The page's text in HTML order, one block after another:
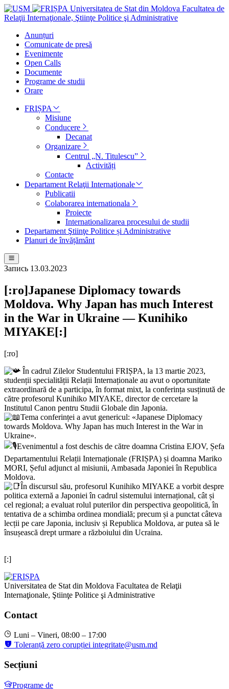
Universitatea de Stat din Moldova Facultatea de
Relaţii Internaţionale, Ştiinţe Politice şi Administrative
Anunțuri
Comunicate de presă
Evenimente
Open Calls
Documente
Programe de studii
Orare
FRIȘPA
Misiune
Conducere
Decanat
Organizare
Centrul „N. Titulescu”
Activități
Contacte
Departament Relaţii Internaţionale
Publicatii
Colaborarea internationala
Proiecte
Internationalizarea procesului de studii
Departament Ştiinţe Politice și Administrative
Planuri de învățământ
Запись 13.03.2023
[:ro]Japanese Diplomacy towards
Moldova. Why Japan has much Interest
in the War in Ukraine — Kunihiko
MIYAKE[:]
[:ro]
În cadrul Zilelor Studentului FRIȘPA, la 13 martie 2023,
studenții specialității Relații Internaționale au avut o oportunitate
extraordinară de a participa, în format mixt, la conferința susținută de
către profesorul Kunihiko MIYAKE, director de cercetare la
Institutul Canon pentru Studii Globale din Japonia.
Tema conferinței a avut genericul: «Japanese Diplomacy
towards Moldova. Why Japan has much Interest in the War in
Ukraine».
Evenimentul a fost deschis de către doamna Cristina EJOV, Șefa
Departamentului Relații Internaționale (FRIȘPA) și doamna Mariko
MORI, Șeful adjunct al misiunii, Ambasada Japoniei în Republica
Moldova.
În discursul său, profesorul Kunihiko MIYAKE a vorbit despre
politica externă a Japoniei în cadrul sistemului internațional, cât și
cel regional; a evaluat rolul puterilor din perspectiva geopolitică, în
tentativa de a schimba ordinea mondială; precum și a punctat câteva
lecții pe care Japonia, inclusiv și Republica Moldova, ar putea să le
însușească drept urmare a războiului din Ucraina.
[:]
Universitatea de Stat din Moldova Facultatea de Relaţii
Internaţionale, Ştiinţe Politice şi Administrative
Contact
Luni – Vineri, 08:00 – 17:00
Toleranță zero corupției integritate@usm.md
Secțiuni
Programe de